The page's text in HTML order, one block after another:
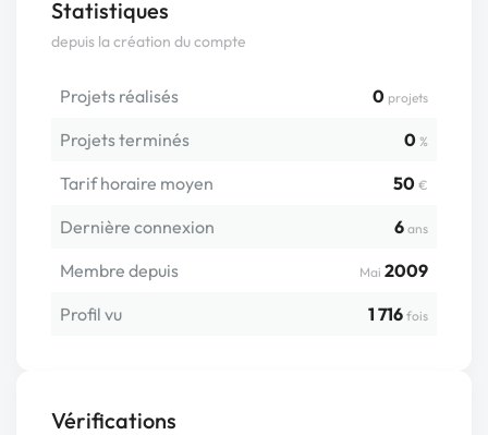
Statistiques
depuis la création du compte
Projets réalisés 0 projets
Projets terminés 0 %
Tarif horaire moyen 50 €
Dernière connexion 6 ans
Membre depuis Mai 2009
Profil vu
1 716 fois
Vérifications